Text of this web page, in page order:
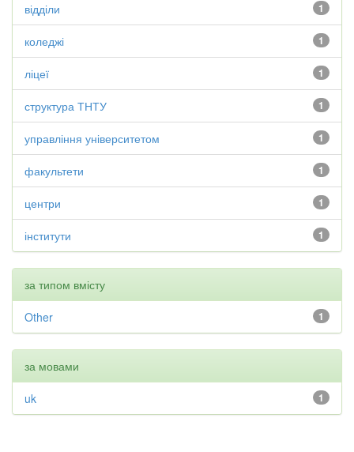
1
відділи
1
коледжі
1
ліцеї
1
структура ТНТУ
1
управління університетом
1
факультети
1
центри
1
інститути
за типом вмісту
1
Other
за мовами
1
uk